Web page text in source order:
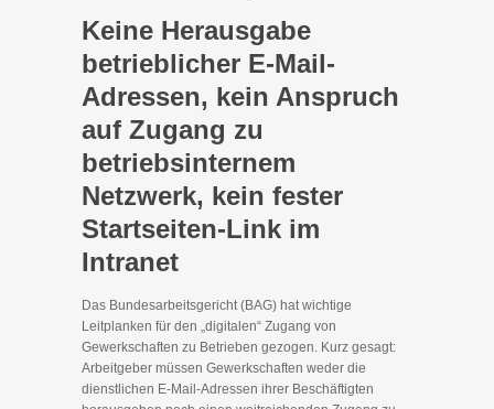
Keine Herausgabe
betrieblicher E‑Mail-
Adressen, kein Anspruch
auf Zugang zu
betriebsinternem
Netzwerk, kein fester
Startseiten-Link im
Intranet
Das Bundesarbeitsgericht (BAG) hat wichtige
Leitplanken für den „digitalen“ Zugang von
Gewerkschaften zu Betrieben gezogen. Kurz gesagt:
Arbeitgeber müssen Gewerkschaften weder die
dienstlichen E‑Mail‑Adressen ihrer Beschäftigten